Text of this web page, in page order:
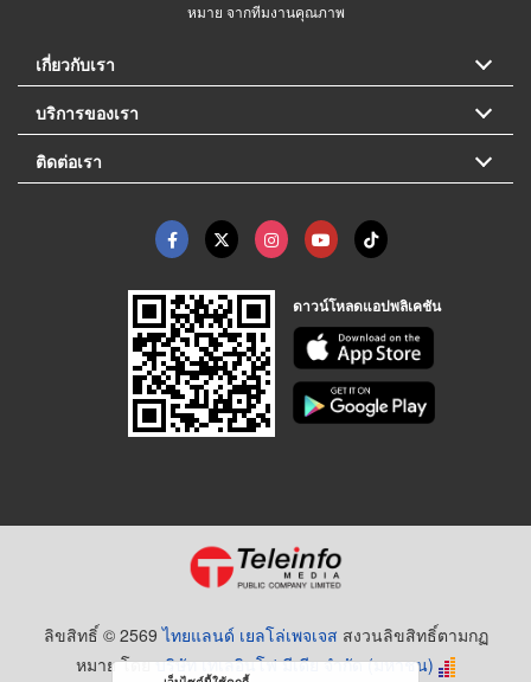
หมาย จากทีมงานคุณภาพ
เกี่ยวกับเรา
บริการของเรา
ติดต่อเรา
ดาวน์โหลดแอปพลิเคชัน
ลิขสิทธิ์ © 2569ไทยแลนด์ เยลโล่เพจเจส สงวนลิขสิทธิ์ตามกฏ
หมาย โดยบริษัท เทเลอินโฟ มีเดีย จำกัด (มหาชน)